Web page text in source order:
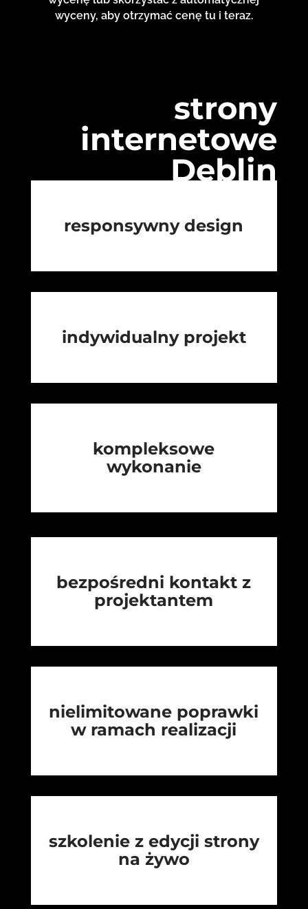
wyceny, aby otrzymać cenę tu i teraz.
strony
internetowe
Dęblin
responsywny design
indywidualny projekt
kompleksowe
wykonanie
bezpośredni kontakt z
projektantem
nielimitowane poprawki
w ramach realizacji
szkolenie z edycji strony
na żywo